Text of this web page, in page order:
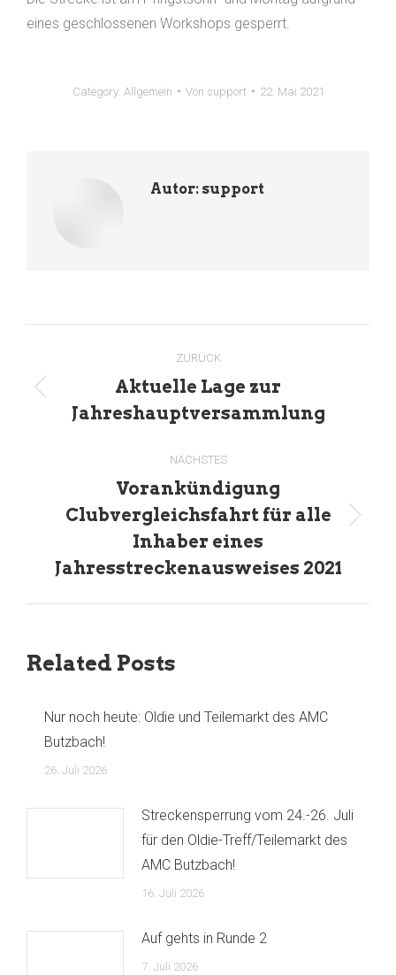
eines geschlossenen Workshops gesperrt.
Category: Allgemein Von support 22. Mai 2021
Autor: support
ZURÜCK
Vorheriger
Beitrag:
Aktuelle Lage zur
Jahreshauptversammlung
NÄCHSTES
Nächster
Beitrag:
Vorankündigung
Clubvergleichsfahrt für alle
Inhaber eines
Jahresstreckenausweises 2021
Related Posts
Nur noch heute: Oldie und Teilemarkt des AMC
Butzbach!
26. Juli 2026
Streckensperrung vom 24.-26. Juli
für den Oldie-Treff/Teilemarkt des
AMC Butzbach!
16. Juli 2026
Auf gehts in Runde 2
7. Juli 2026